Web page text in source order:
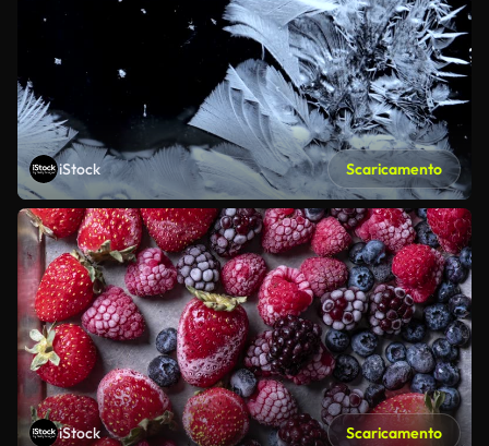
iStock Scaricamento
iStock Scaricamento